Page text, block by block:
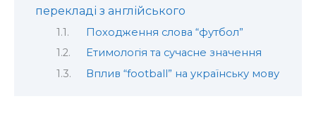
перекладі з англійського
Походження слова “футбол”
Етимологія та сучасне значення
Вплив “football” на українську мову